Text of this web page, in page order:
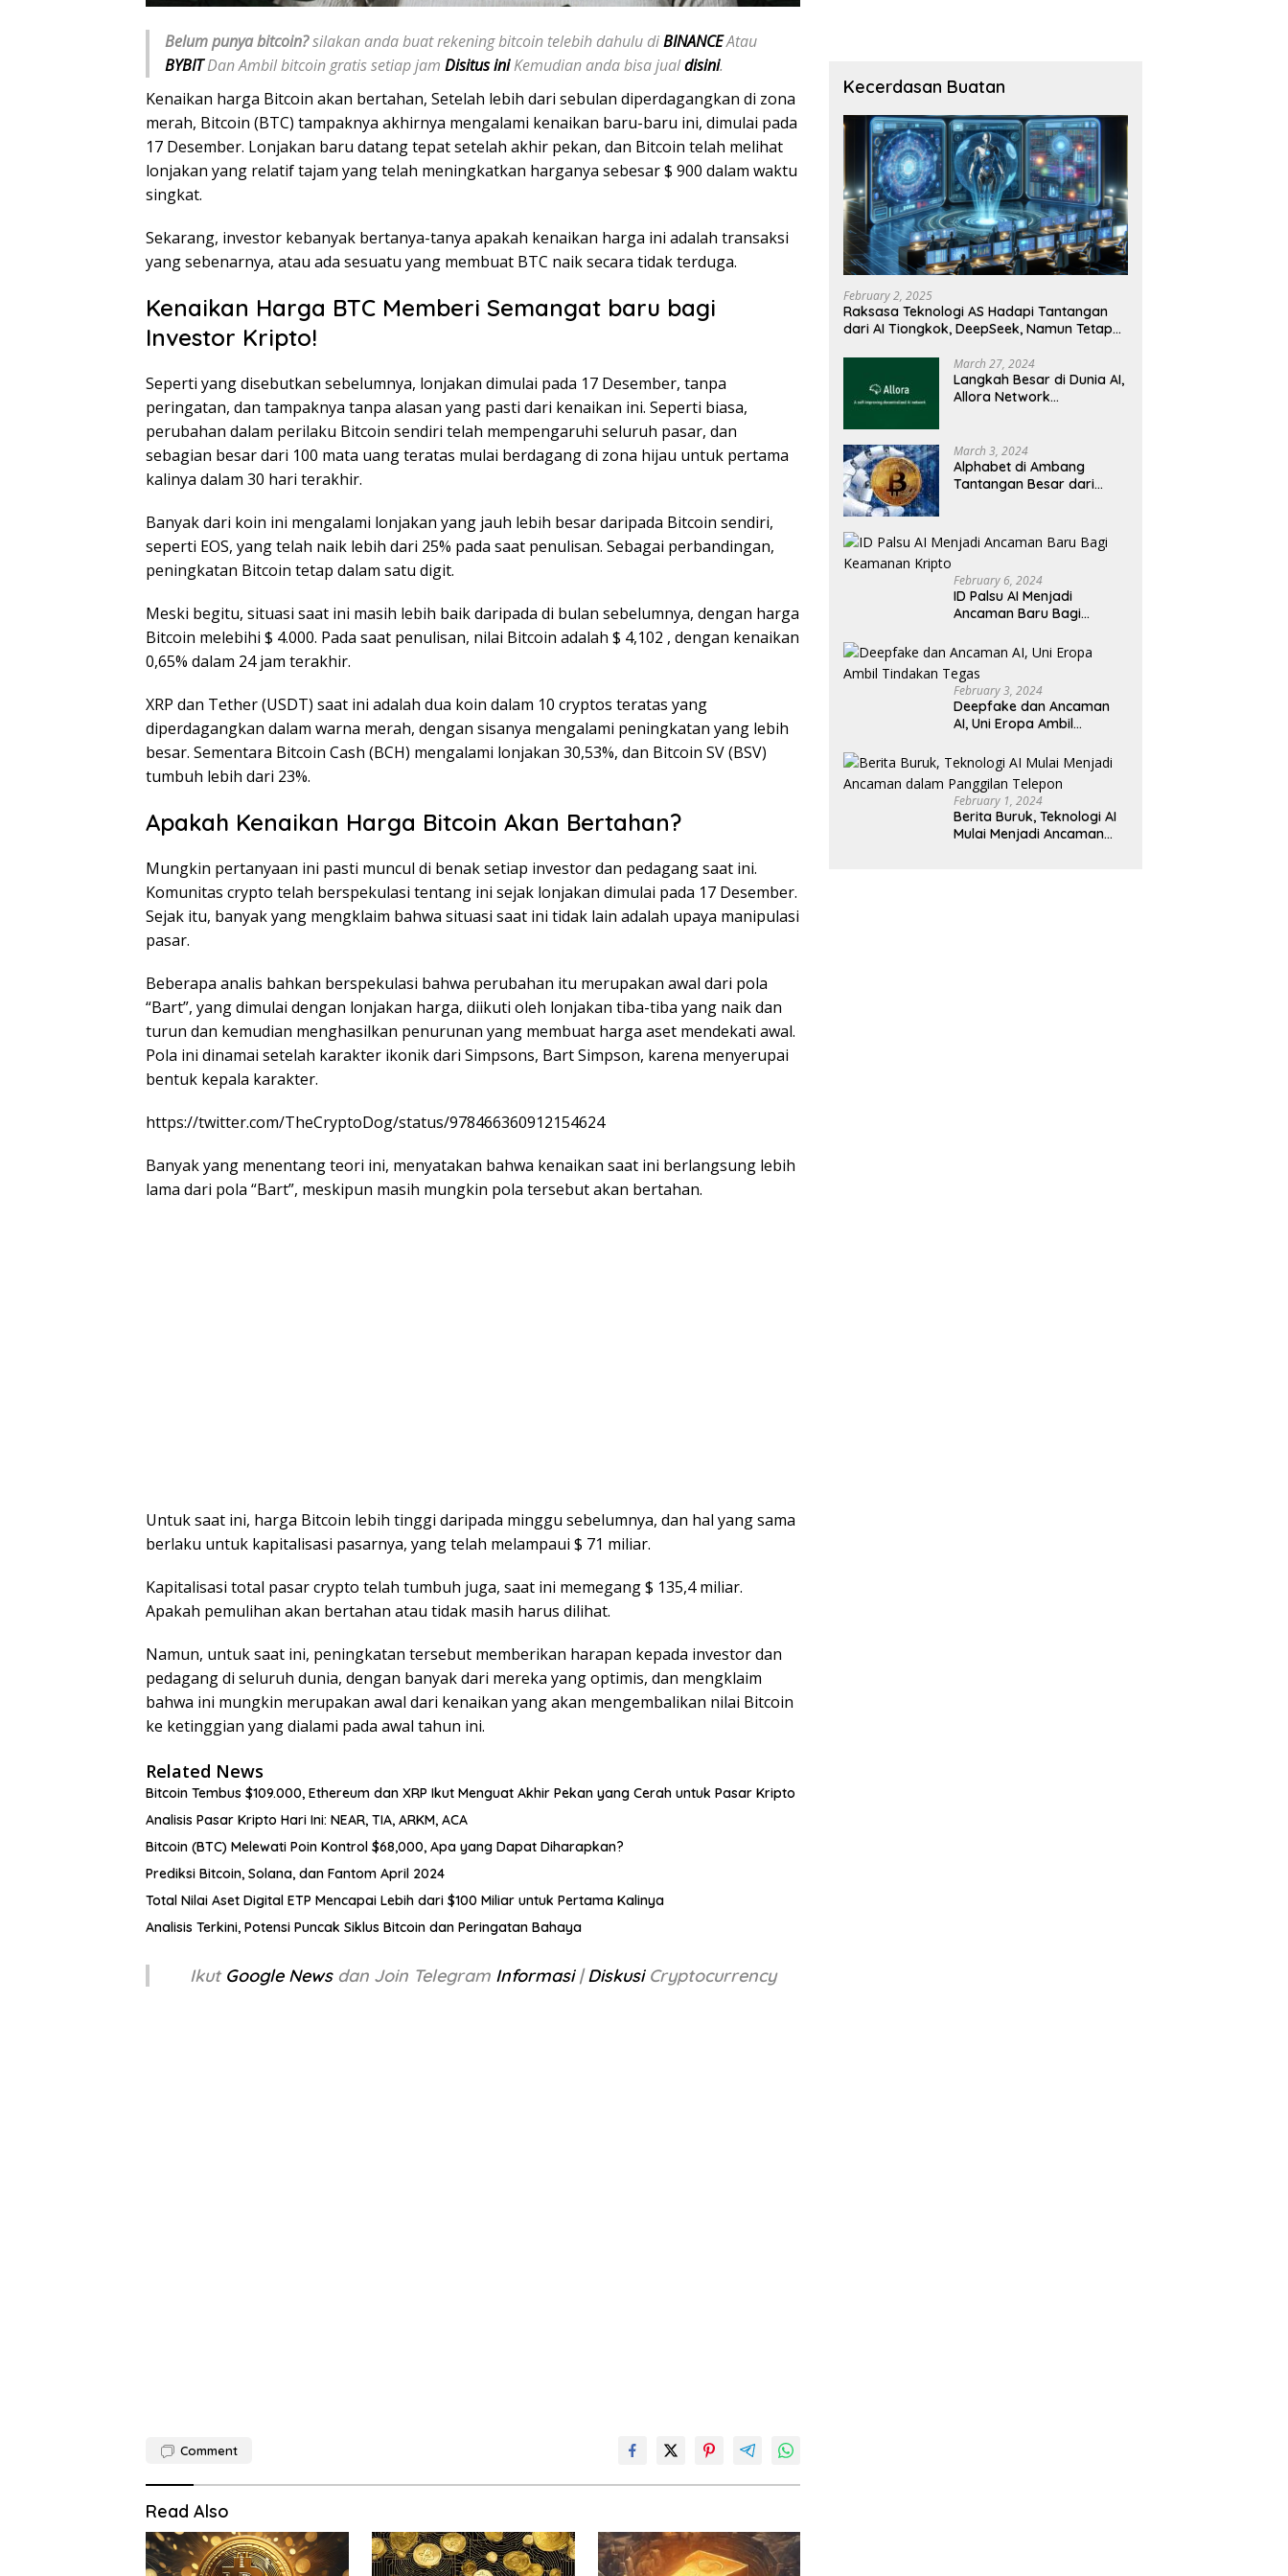
Belum punya bitcoin?silakan anda buat rekening bitcoin telebih dahulu diBINANCEAtau
BYBITDan Ambil bitcoin gratis setiap jam Disitus iniKemudian anda bisa jualdisini.
Kenaikan harga Bitcoin akan bertahan, Setelah lebih dari sebulan diperdagangkan di zona
merah, Bitcoin (BTC) tampaknya akhirnya mengalami kenaikan baru-baru ini, dimulai pada
17 Desember. Lonjakan baru datang tepat setelah akhir pekan, dan Bitcoin telah melihat
lonjakan yang relatif tajam yang telah meningkatkan harganya sebesar $ 900 dalam waktu
singkat.
Sekarang, investor kebanyak bertanya-tanya apakah kenaikan harga ini adalah transaksi
yang sebenarnya, atau ada sesuatu yang membuat BTC naik secara tidak terduga.
Kenaikan Harga BTC Memberi Semangat baru bagi
Investor Kripto!
Seperti yang disebutkan sebelumnya, lonjakan dimulai pada 17 Desember, tanpa
peringatan, dan tampaknya tanpa alasan yang pasti dari kenaikan ini. Seperti biasa,
perubahan dalam perilaku Bitcoin sendiri telah mempengaruhi seluruh pasar, dan
sebagian besar dari 100 mata uang teratas mulai berdagang di zona hijau untuk pertama
kalinya dalam 30 hari terakhir.
Banyak dari koin ini mengalami lonjakan yang jauh lebih besar daripada Bitcoin sendiri,
seperti EOS, yang telah naik lebih dari 25% pada saat penulisan. Sebagai perbandingan,
peningkatan Bitcoin tetap dalam satu digit.
Meski begitu, situasi saat ini masih lebih baik daripada di bulan sebelumnya, dengan harga
Bitcoin melebihi $ 4.000. Pada saat penulisan, nilai Bitcoin adalah $ 4,102 , dengan kenaikan
0,65% dalam 24 jam terakhir.
XRP dan Tether (USDT) saat ini adalah dua koin dalam 10 cryptos teratas yang
diperdagangkan dalam warna merah, dengan sisanya mengalami peningkatan yang lebih
besar. Sementara Bitcoin Cash (BCH) mengalami lonjakan 30,53%, dan Bitcoin SV (BSV)
tumbuh lebih dari 23%.
Apakah Kenaikan Harga Bitcoin Akan Bertahan?
Mungkin pertanyaan ini pasti muncul di benak setiap investor dan pedagang saat ini.
Komunitas crypto telah berspekulasi tentang ini sejak lonjakan dimulai pada 17 Desember.
Sejak itu, banyak yang mengklaim bahwa situasi saat ini tidak lain adalah upaya manipulasi
pasar.
Beberapa analis bahkan berspekulasi bahwa perubahan itu merupakan awal dari pola
“Bart”, yang dimulai dengan lonjakan harga, diikuti oleh lonjakan tiba-tiba yang naik dan
turun dan kemudian menghasilkan penurunan yang membuat harga aset mendekati awal.
Pola ini dinamai setelah karakter ikonik dari Simpsons, Bart Simpson, karena menyerupai
bentuk kepala karakter.
https://twitter.com/TheCryptoDog/status/978466360912154624
Banyak yang menentang teori ini, menyatakan bahwa kenaikan saat ini berlangsung lebih
lama dari pola “Bart”, meskipun masih mungkin pola tersebut akan bertahan.
Untuk saat ini, harga Bitcoin lebih tinggi daripada minggu sebelumnya, dan hal yang sama
berlaku untuk kapitalisasi pasarnya, yang telah melampaui $ 71 miliar.
Kapitalisasi total pasar crypto telah tumbuh juga, saat ini memegang $ 135,4 miliar.
Apakah pemulihan akan bertahan atau tidak masih harus dilihat.
Namun, untuk saat ini, peningkatan tersebut memberikan harapan kepada investor dan
pedagang di seluruh dunia, dengan banyak dari mereka yang optimis, dan mengklaim
bahwa ini mungkin merupakan awal dari kenaikan yang akan mengembalikan nilai Bitcoin
ke ketinggian yang dialami pada awal tahun ini.
Related News
Bitcoin Tembus $109.000, Ethereum dan XRP Ikut Menguat Akhir Pekan yang Cerah untuk Pasar Kripto
Analisis Pasar Kripto Hari Ini: NEAR, TIA, ARKM, ACA
Bitcoin (BTC) Melewati Poin Kontrol $68,000, Apa yang Dapat Diharapkan?
Prediksi Bitcoin, Solana, dan Fantom April 2024
Total Nilai Aset Digital ETP Mencapai Lebih dari $100 Miliar untuk Pertama Kalinya
Analisis Terkini, Potensi Puncak Siklus Bitcoin dan Peringatan Bahaya
Ikut Google News dan Join Telegram Informasi|DiskusiCryptocurrency
Comment
Read Also
Kecerdasan Buatan
February 2, 2025
Raksasa Teknologi AS Hadapi Tantangan
dari AI Tiongkok, DeepSeek, Namun Tetap
March 27, 2024
Langkah Besar di Dunia AI,
Allora Network
March 3, 2024
Alphabet di Ambang
Tantangan Besar dari
February 6, 2024
ID Palsu AI Menjadi
Ancaman Baru Bagi
February 3, 2024
Deepfake dan Ancaman
AI, Uni Eropa Ambil
February 1, 2024
Berita Buruk, Teknologi AI
Mulai Menjadi Ancaman